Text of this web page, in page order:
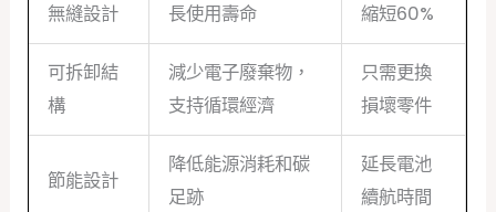
無縫設計
長使用壽命
縮短60%
可拆卸結
構
減少電子廢棄物，
支持循環經濟
只需更換
損壞零件
節能設計
降低能源消耗和碳
足跡
延長電池
續航時間